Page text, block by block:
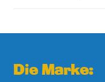
Die Marke: